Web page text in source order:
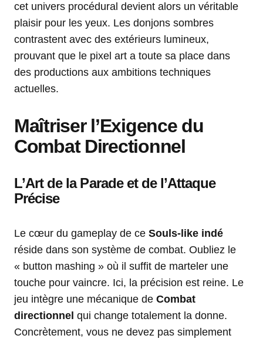
cet univers procédural devient alors un véritable
plaisir pour les yeux. Les donjons sombres
contrastent avec des extérieurs lumineux,
prouvant que le pixel art a toute sa place dans
des productions aux ambitions techniques
actuelles.
Maîtriser l’Exigence du
Combat Directionnel
L’Art de la Parade et de l’Attaque
Précise
Le cœur du gameplay de ce Souls-like indé
réside dans son système de combat. Oubliez le
« button mashing » où il suffit de marteler une
touche pour vaincre. Ici, la précision est reine. Le
jeu intègre une mécanique de Combat
directionnel qui change totalement la donne.
Concrètement, vous ne devez pas simplement